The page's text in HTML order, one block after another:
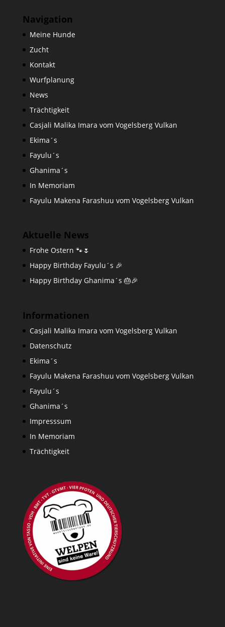
Navigation
Meine Hunde
Zucht
Kontakt
Wurfplanung
News
Trächtigkeit
Casjali Malika Imara vom Vogelsberg Vulkan
Ekima´s
Fayulu´s
Ghanima´s
In Memoriam
Fayulu Makena Farashuu vom Vogelsberg Vulkan
Aktuelle News
Frohe Ostern 🐾🌷
Happy Birthday Fayulu´s 🎉
Happy Birthday Ghanima´s 🎂🎉
Informationen
Casjali Malika Imara vom Vogelsberg Vulkan
Datenschutz
Ekima´s
Fayulu Makena Farashuu vom Vogelsberg Vulkan
Fayulu´s
Ghanima´s
Impresssum
In Memoriam
Trächtigkeit